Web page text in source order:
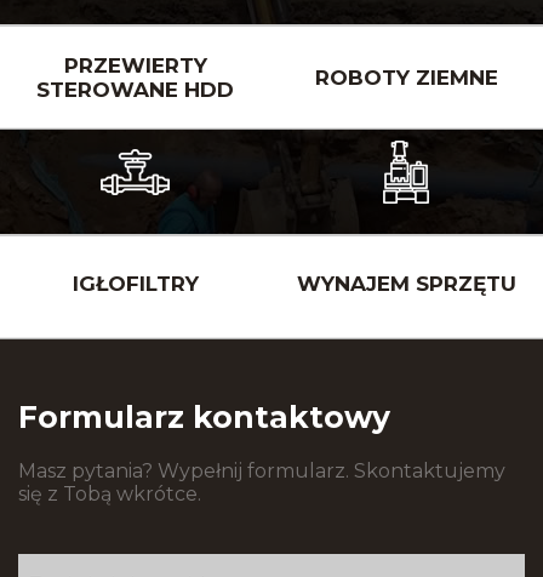
PRZEWIERTY
STEROWANE HDD
ROBOTY ZIEMNE
IGŁOFILTRY WYNAJEM SPRZĘTU
Formularz kontaktowy
Masz pytania? Wypełnij formularz. Skontaktujemy
się z Tobą wkrótce.